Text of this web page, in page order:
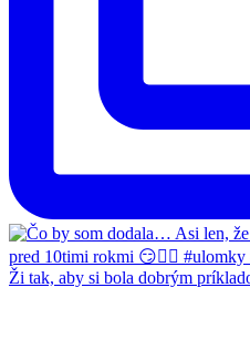
Ži tak, aby si bola dobrým